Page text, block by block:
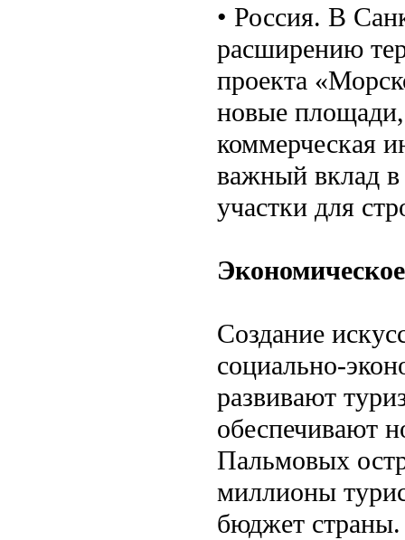
• Россия. В
расширению
проекта
новые площади,
коммерческая
важный вклад в
участки для
Создание
социально-
развивают
обеспечивают
Пальмовых
миллионы
бюджет страны.